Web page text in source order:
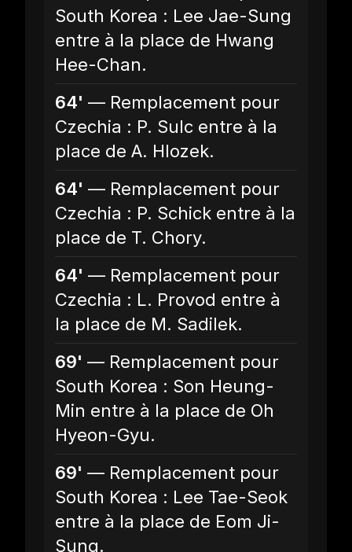
South Korea : Lee Jae-Sung
entre à la place de Hwang
Hee-Chan.
64' — Remplacement pour
Czechia : P. Sulc entre à la
place de A. Hlozek.
64' — Remplacement pour
Czechia : P. Schick entre à la
place de T. Chory.
64' — Remplacement pour
Czechia : L. Provod entre à
la place de M. Sadilek.
69' — Remplacement pour
South Korea : Son Heung-
Min entre à la place de Oh
Hyeon-Gyu.
69' — Remplacement pour
South Korea : Lee Tae-Seok
entre à la place de Eom Ji-
Sung.